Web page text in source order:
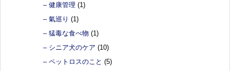
– 健康管理 (1)
– 氣巡り (1)
– 猛毒な食べ物 (1)
– シニア犬のケア (10)
– ペットロスのこと (5)